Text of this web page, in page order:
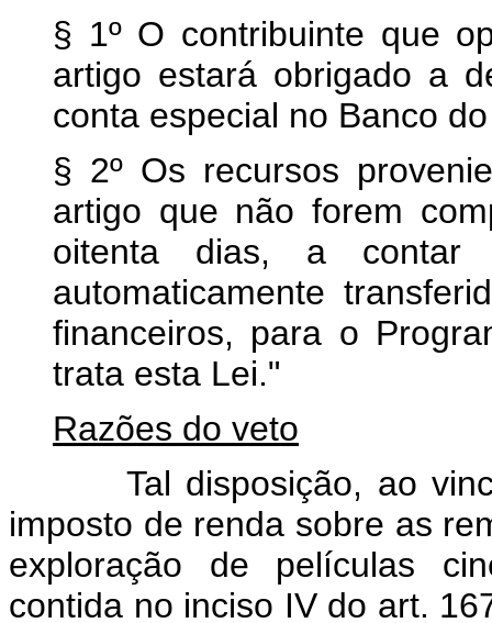
§ 1º O contribuinte que
artigo estará obrigado a
conta especial no Banco
§ 2º Os recursos
artigo que não forem
oitenta dias, a contar
automaticamente
financeiros, para o
trata esta Lei."
Razões do veto
Tal disposição, ao
imposto de renda sobre as
exploração de películas
contida no inciso IV do art.